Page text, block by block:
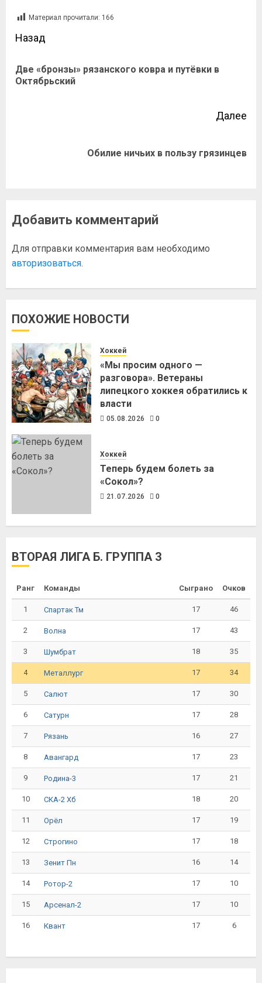
Материал прочитали: 166
Назад
Две «бронзы» рязанского ковра и путёвки в
Октябрьский
Далее
Обилие ничьих в пользу грязинцев
Добавить комментарий
Для отправки комментария вам необходимо
авторизоваться.
ПОХОЖИЕ НОВОСТИ
Хоккей
«Мы просим одного —
разговора». Ветераны
липецкого хоккея обратились к
власти
05.08.2026 0
Хоккей
Теперь будем болеть за
«Сокол»?
21.07.2026 0
ВТОРАЯ ЛИГА Б. ГРУППА 3
Ранг Команды Сыграно Очков
1 Спартак Тм 17 46
2 Волна 17 43
3 Шумбрат 18 35
4 Металлург 17 34
5 Салют 17 30
6 Сатурн 17 28
7 Рязань 16 27
8 Авангард 17 23
9 Родина-3 17 21
10 СКА-2 Хб 18 20
11 Орёл 17 19
12 Строгино 17 18
13 Зенит Пн 16 14
14 Ротор-2 17 10
15 Арсенал-2 17 10
16 Квант 17 6